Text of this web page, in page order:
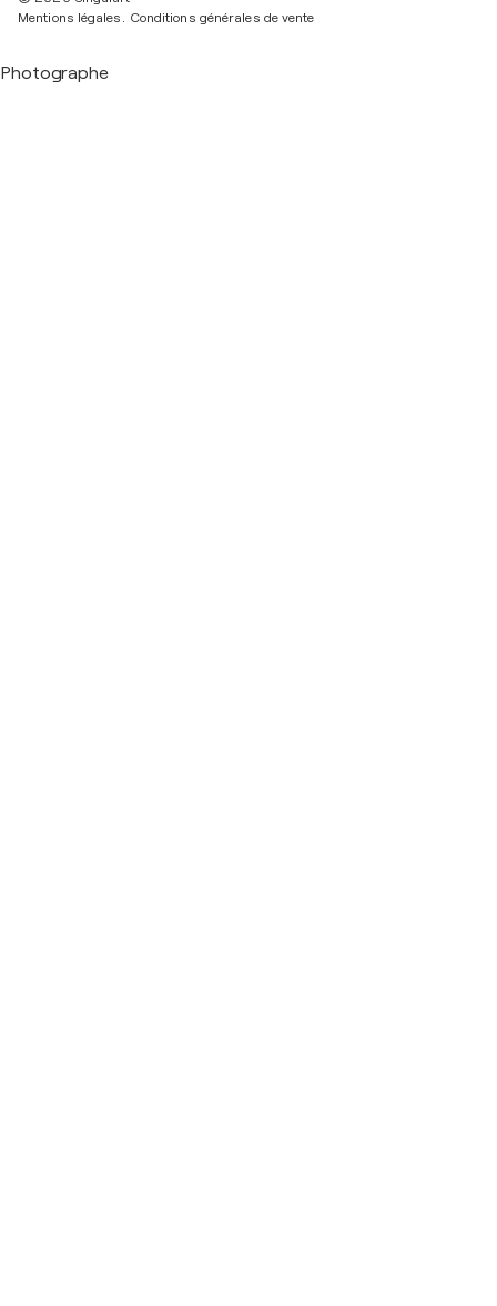
Mentions légales. Conditions générales de vente
Photographe